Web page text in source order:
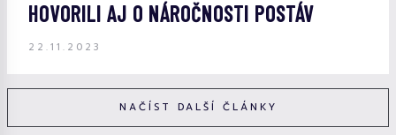
HOVORILI AJ O NÁROČNOSTI POSTÁV
22.11.2023
NAČÍST DALŠÍ ČLÁNKY